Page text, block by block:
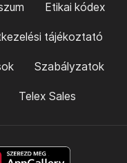
Etikai kódex
tájékoztató
Szabályzatok
Telex Sales